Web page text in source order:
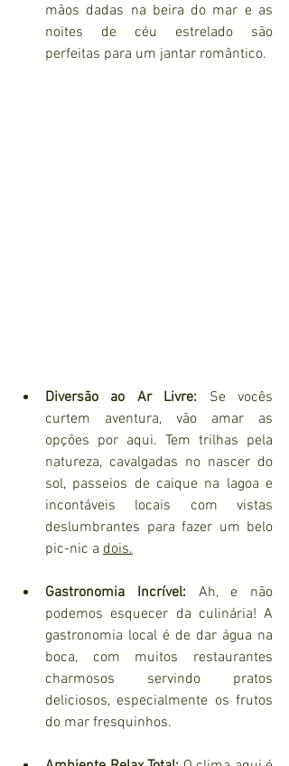
mãos dadas na beira do mar e as
noites de céu estrelado são
perfeitas para um jantar romântico.
Diversão ao Ar Livre: Se vocês
curtem aventura, vão amar as
opções por aqui. Tem trilhas pela
natureza, cavalgadas no nascer do
sol, passeios de caique na lagoa e
incontáveis locais com vistas
deslumbrantes para fazer um belo
pic-nic a dois.
Gastronomia Incrível: Ah, e não
podemos esquecer da culinária! A
gastronomia local é de dar água na
boca, com muitos restaurantes
charmosos servindo pratos
deliciosos, especialmente os frutos
do mar fresquinhos.